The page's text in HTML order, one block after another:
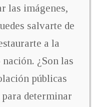
las imágenes,
salvarte de
a la
¿Son las
públicas
determinar